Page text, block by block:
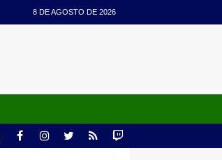
8 DE AGOSTO DE 2026